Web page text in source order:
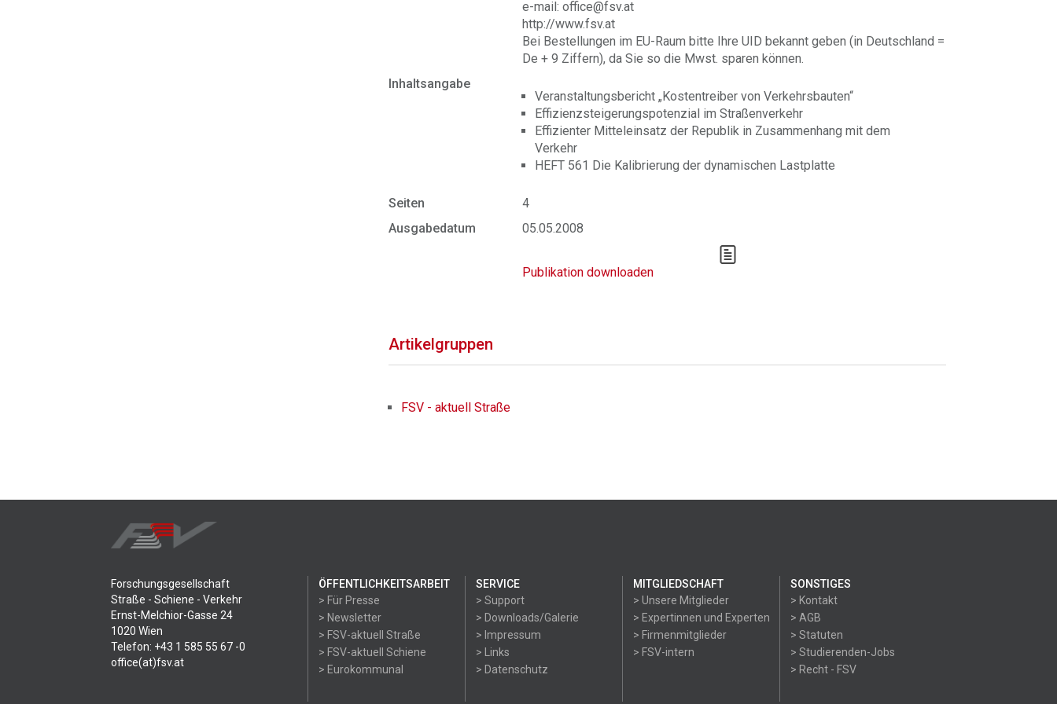
e-mail: office@fsv.at
http://www.fsv.at
Bei Bestellungen im EU-Raum bitte Ihre UID bekannt geben (in Deutschland =
De + 9 Ziffern), da Sie so die Mwst. sparen können.
Inhaltsangabe
Veranstaltungsbericht „Kostentreiber von Verkehrsbauten“
Effizienzsteigerungspotenzial im Straßenverkehr
Effizienter Mitteleinsatz der Republik in Zusammenhang mit dem
Verkehr
HEFT 561 Die Kalibrierung der dynamischen Lastplatte
Seiten
4
Ausgabedatum
05.05.2008
Publikation downloaden
Artikelgruppen
FSV - aktuell Straße
Forschungsgesellschaft
Straße - Schiene - Verkehr
Ernst-Melchior-Gasse 24
1020 Wien
Telefon: +43 1 585 55 67 -0
office(at)fsv.at
ÖFFENTLICHKEITSARBEIT
> Für Presse
> Newsletter
> FSV-aktuell Straße
> FSV-aktuell Schiene
> Eurokommunal
SERVICE
> Support
> Downloads/Galerie
> Impressum
> Links
> Datenschutz
MITGLIEDSCHAFT
> Unsere Mitglieder
> Expertinnen und Experten
> Firmenmitglieder
> FSV-intern
SONSTIGES
> Kontakt
> AGB
> Statuten
> Studierenden-Jobs
> Recht - FSV